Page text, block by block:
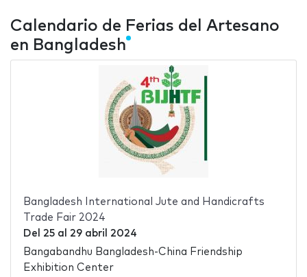
Calendario de Ferias del Artesano
en Bangladesh
Bangladesh International Jute and Handicrafts
Trade Fair 2024
Del 25al 29 abril 2024
Bangabandhu Bangladesh-China Friendship
Exhibition Center